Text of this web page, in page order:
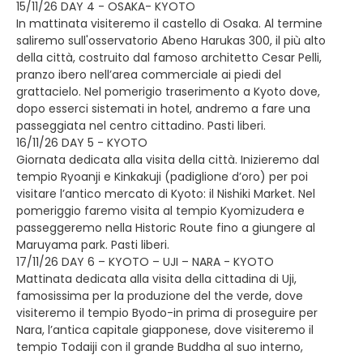
15/11/26 DAY 4 - OSAKA- KYOTO
In mattinata visiteremo il castello di Osaka. Al termine
saliremo sull'osservatorio Abeno Harukas 300, il più alto
della città, costruito dal famoso architetto Cesar Pelli,
pranzo ibero nell’area commerciale ai piedi del
grattacielo. Nel pomerigio traserimento a Kyoto dove,
dopo esserci sistemati in hotel, andremo a fare una
passeggiata nel centro cittadino. Pasti liberi.
16/11/26 DAY 5 - KYOTO
Giornata dedicata alla visita della città. Inizieremo dal
tempio Ryoanji e Kinkakuji (padiglione d’oro) per poi
visitare l’antico mercato di Kyoto: il Nishiki Market. Nel
pomeriggio faremo visita al tempio Kyomizudera e
passeggeremo nella Historic Route fino a giungere al
Maruyama park. Pasti liberi.
17/11/26 DAY 6 – KYOTO – UJI – NARA - KYOTO
Mattinata dedicata alla visita della cittadina di Uji,
famosissima per la produzione del the verde, dove
visiteremo il tempio Byodo-in prima di proseguire per
Nara, l’antica capitale giapponese, dove visiteremo il
tempio Todaiji con il grande Buddha al suo interno,